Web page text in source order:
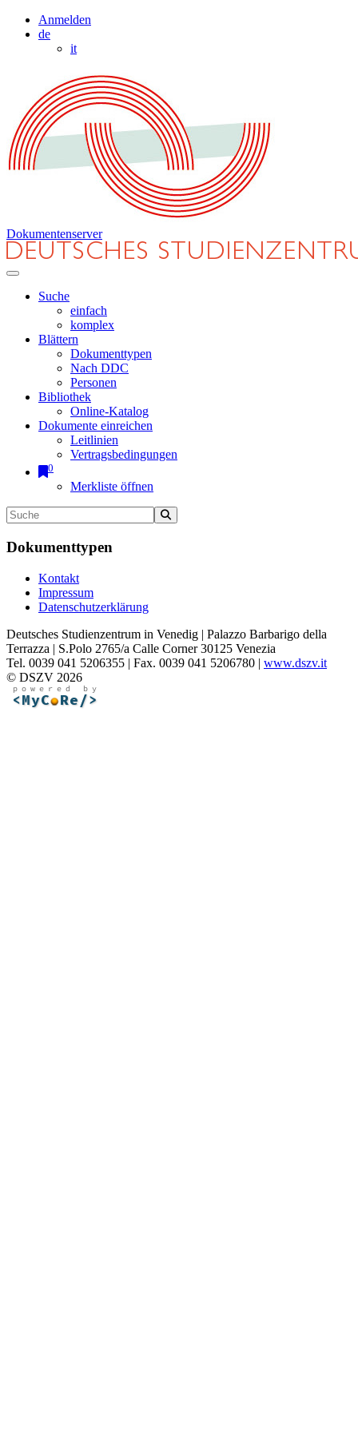
Anmelden
de
it
Dokumentenserver
Suche
einfach
komplex
Blättern
Dokumenttypen
Nach DDC
Personen
Bibliothek
Online-Katalog
Dokumente einreichen
Leitlinien
Vertragsbedingungen
0
Merkliste öffnen
Dokumenttypen
Kontakt
Impressum
Datenschutzerklärung
Deutsches Studienzentrum in Venedig | Palazzo Barbarigo della
Terrazza | S.Polo 2765/a Calle Corner 30125 Venezia
Tel. 0039 041 5206355 | Fax. 0039 041 5206780 | www.dszv.it
© DSZV 2026